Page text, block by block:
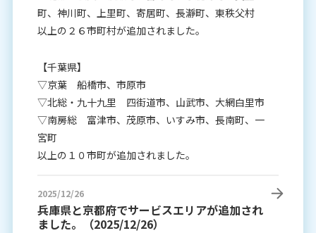
町、神川町、上里町、寄居町、長瀞町、東秩父村
以上の２６市町村が追加されました。
【千葉県】
▽京葉 船橋市、市原市
▽北総・九十九里 四街道市、山武市、大網白里市
▽南房総 富津市、茂原市、いすみ市、長南町、一
宮町
以上の１０市町が追加されました。
2025/12/26
兵庫県と京都府でサービスエリアが追加され
ました。（2025/12/26）